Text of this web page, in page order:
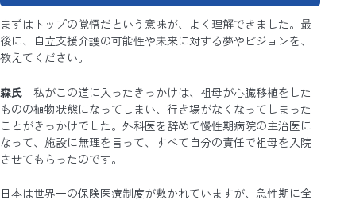
まずはトップの覚悟だという意味が、よく理解できました。最
後に、自立支援介護の可能性や未来に対する夢やビジョンを、
教えてください。
森氏 私がこの道に入ったきっかけは、祖母が心臓移植をした
ものの植物状態になってしまい、行き場がなくなってしまった
ことがきっかけでした。外科医を辞めて慢性期病院の主治医に
なって、施設に無理を言って、すべて自分の責任で祖母を入院
させてもらったのです。
日本は世界一の保険医療制度が敷かれていますが、急性期に全